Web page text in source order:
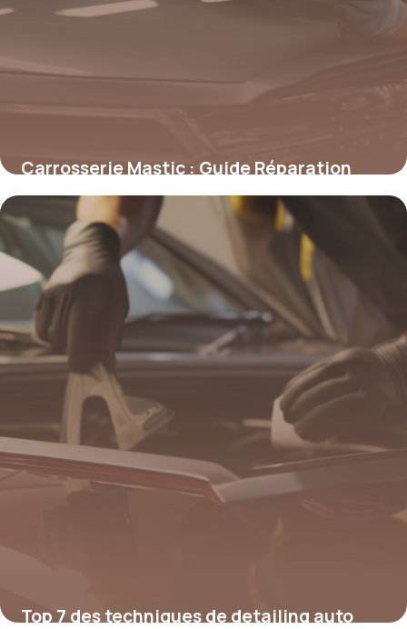
Carrosserie Mastic : Guide Réparation
2026
4 mai 2026
Top 7 des techniques de detailing auto